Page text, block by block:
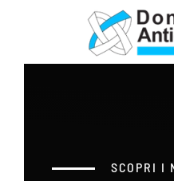
Skip to main content
SCOPRI I